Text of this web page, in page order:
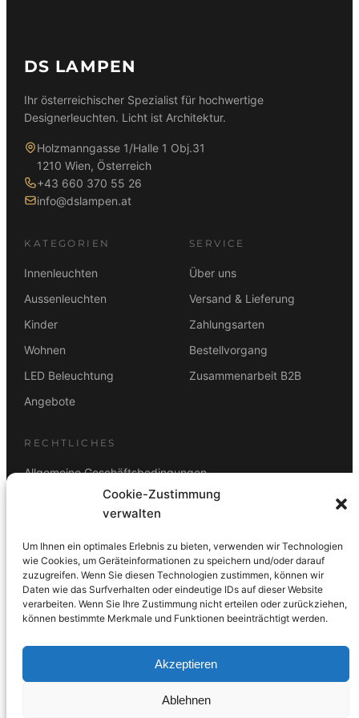
Cookie-Zustimmung
verwalten
Um Ihnen ein optimales Erlebnis zu bieten, verwenden wir Technologien
wie Cookies, um Geräteinformationen zu speichern und/oder darauf
zuzugreifen. Wenn Sie diesen Technologien zustimmen, können wir
Daten wie das Surfverhalten oder eindeutige IDs auf dieser Website
verarbeiten. Wenn Sie Ihre Zustimmung nicht erteilen oder zurückziehen,
können bestimmte Merkmale und Funktionen beeinträchtigt werden.
Akzeptieren
Ablehnen
DS LAMPEN
Ihr österreichischer Spezialist für hochwertige
Designerleuchten. Licht ist Architektur.
Holzmanngasse 1/Halle 1 Obj.31
1210 Wien, Österreich
+43 660 370 55 26
info@dslampen.at
KATEGORIEN
Innenleuchten
Aussenleuchten
Kinder
Wohnen
LED Beleuchtung
Angebote
SERVICE
Über uns
Versand & Lieferung
Zahlungsarten
Bestellvorgang
Zusammenarbeit B2B
RECHTLICHES
Allgemeine Geschäftsbedingungen
Rücktrittsbelehrung
ZAHLUNGSARTEN
Vorkasse Visa Mastercard Link PayPal
G-Pay